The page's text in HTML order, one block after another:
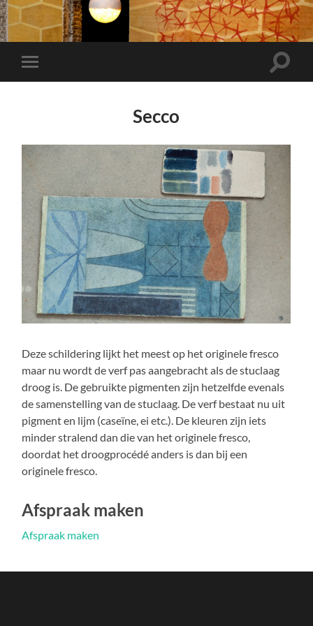
Toggle
mobiel
Toggle
Secco
Deze schildering lijkt het meest op het originele fresco
maar nu wordt de verf pas aangebracht als de stuclaag
droog is. De gebruikte pigmenten zijn hetzelfde evenals
de samenstelling van de stuclaag. De verf bestaat nu uit
pigment en lijm (caseïne, ei etc.). De kleuren zijn iets
minder stralend dan die van het originele fresco,
doordat het droogprocédé anders is dan bij een
originele fresco.
Afspraak maken
Afspraak maken